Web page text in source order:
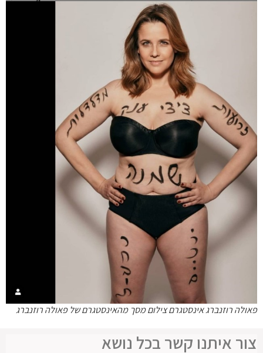
פאולה רוזנברג אינסטגרם צילום מסך מהאינסטגרם של פאולה רוזנברג
צור איתנו קשר בכל נושא